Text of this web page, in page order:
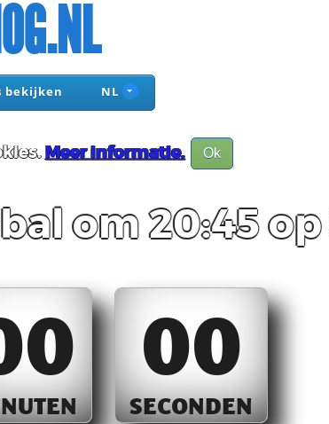
bekijken NL
Meer informatie. Ok
om 20:45
00
SECONDEN